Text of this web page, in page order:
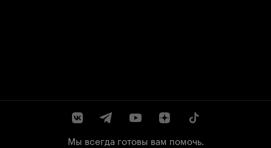
Мы всегда готовы вам помочь.